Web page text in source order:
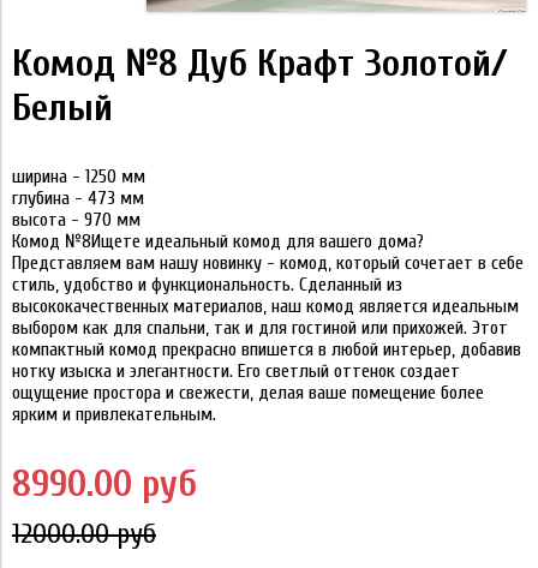
Комод №8 Дуб Крафт Золотой/
Белый
ширина - 1250 мм
глубина - 473 мм
высота - 970 мм
Комод №8Ищете идеальный комод для вашего дома?
Представляем вам нашу новинку - комод, который сочетает в себе
стиль, удобство и функциональность. Сделанный из
высококачественных материалов, наш комод является идеальным
выбором как для спальни, так и для гостиной или прихожей. Этот
компактный комод прекрасно впишется в любой интерьер, добавив
нотку изыска и элегантности. Его светлый оттенок создает
ощущение простора и свежести, делая ваше помещение более
ярким и привлекательным.
8990.00 руб
12000.00 руб